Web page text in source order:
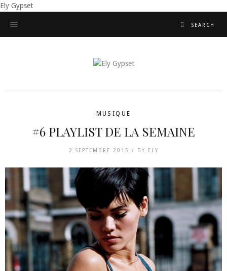
Ely Gypset
MUSIQUE
#6 PLAYLIST DE LA SEMAINE
2 SEPTEMBRE 2015 / BY ELY